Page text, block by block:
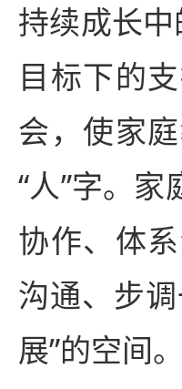
持续成长
目标下的
会，使家
“人”字。
协作、体
沟通、步
展”的空间。